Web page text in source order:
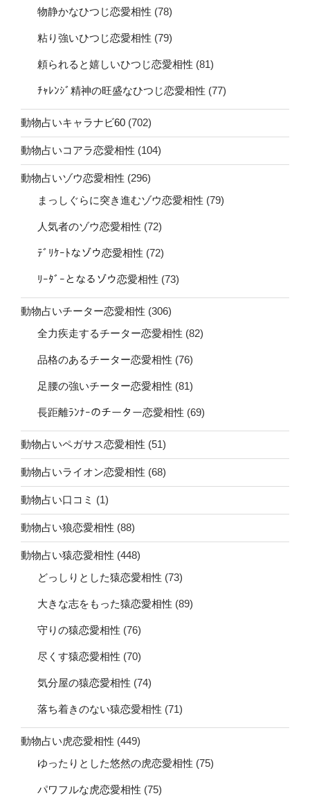
物静かなひつじ恋愛相性 (78)
粘り強いひつじ恋愛相性 (79)
頼られると嬉しいひつじ恋愛相性 (81)
ﾁｬﾚﾝｼﾞ精神の旺盛なひつじ恋愛相性 (77)
動物占いキャラナビ60 (702)
動物占いコアラ恋愛相性 (104)
動物占いゾウ恋愛相性 (296)
まっしぐらに突き進むゾウ恋愛相性 (79)
人気者のゾウ恋愛相性 (72)
ﾃﾞﾘｹｰﾄなゾウ恋愛相性 (72)
ﾘｰﾀﾞｰとなるゾウ恋愛相性 (73)
動物占いチーター恋愛相性 (306)
全力疾走するチーター恋愛相性 (82)
品格のあるチーター恋愛相性 (76)
足腰の強いチーター恋愛相性 (81)
長距離ﾗﾝﾅｰのチーター恋愛相性 (69)
動物占いペガサス恋愛相性 (51)
動物占いライオン恋愛相性 (68)
動物占い口コミ (1)
動物占い狼恋愛相性 (88)
動物占い猿恋愛相性 (448)
どっしりとした猿恋愛相性 (73)
大きな志をもった猿恋愛相性 (89)
守りの猿恋愛相性 (76)
尽くす猿恋愛相性 (70)
気分屋の猿恋愛相性 (74)
落ち着きのない猿恋愛相性 (71)
動物占い虎恋愛相性 (449)
ゆったりとした悠然の虎恋愛相性 (75)
パワフルな虎恋愛相性 (75)